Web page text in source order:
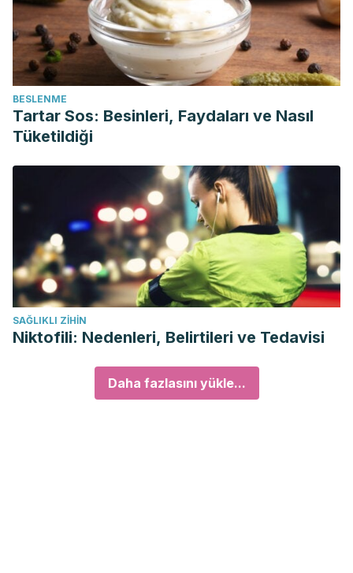
BESLENME
Tartar Sos: Besinleri, Faydaları ve Nasıl
Tüketildiği
SAĞLIKLI ZIHIN
Niktofili: Nedenleri, Belirtileri ve Tedavisi
Daha fazlasını yükle...